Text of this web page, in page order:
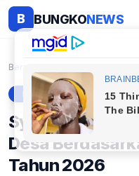
B BUNGKONEWS
Beranda
BERITA
Syarat Terbaru
Desa
Tahun 2026